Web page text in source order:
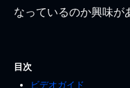
なっているのか興味が
目次
ビデオガイド